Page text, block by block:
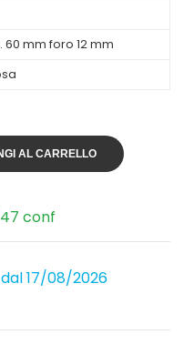
60 mm foro 12 mm
AL CARRELLO
conf
17/08/2026